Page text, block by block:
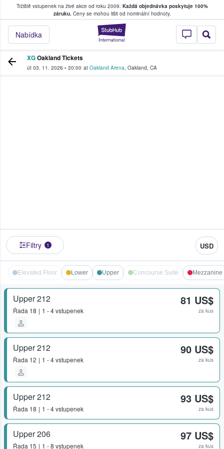
Tržiště vstupenek na živé akce od roku 2009. Každá objednávka poskytuje 100%
záruku.Ceny se mohou lišit od nominální hodnoty.
StubHub –
Nabídka
kde fanoušci kupují a prodávají vstupenky
XGOakland Tickets
út 03. 11. 2026 • 20:00 at Oakland Arena, Oakland, CA
Filtry 1 USD
Elevated Floor Lower Upper Concourse Suite Mezzanine
Upper 212
Řada 18 1 - 4 vstupenek
81 US$
za kus
Upper 212
Řada 12 1 - 4 vstupenek
90 US$
za kus
Upper 212
Řada 18 1 - 4 vstupenek
93 US$
za kus
Upper 206
Řada 15 1 - 8 vstupenek
97 US$
za kus